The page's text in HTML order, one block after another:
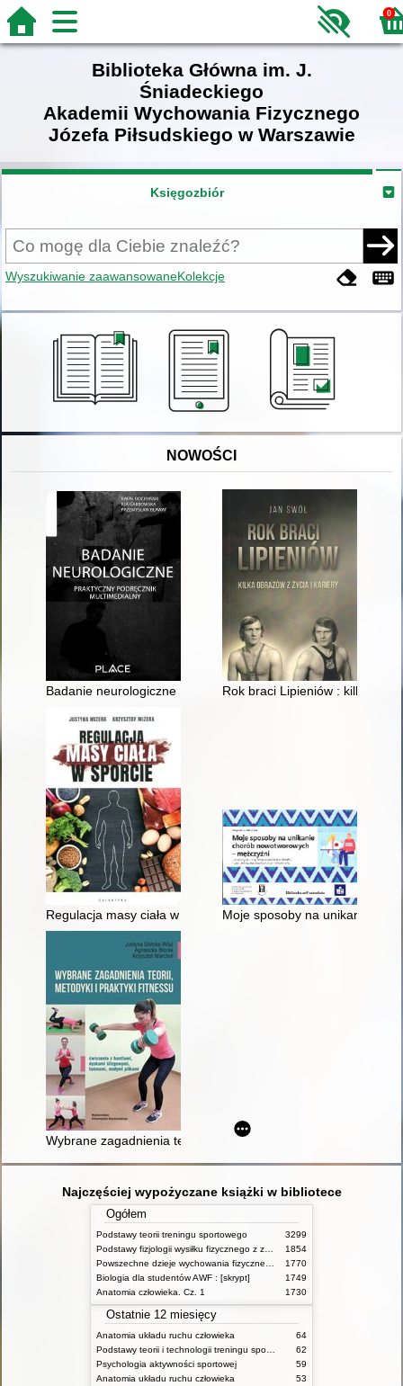
0
Biblioteka Główna im. J.
Śniadeckiego
Akademii Wychowania Fizycznego
Józefa Piłsudskiego w Warszawie
Księgozbiór
Wyszukiwanie zaawansowaneKolekcje
NOWOŚCI
Badanie neurologiczne : praktyczny przewodnik multimedialny
Rok braci Lipieniów : kilka
Regulacja masy ciała w sporcieMoje sposoby na unikanie
Wybrane zagadnienia teorii, metodyki i praktyki fitnessu :
Najczęściej wypożyczane książki w bibliotece
Ogółem
Podstawy teorii treningu sportowego
3299
Podstawy fizjologii wysiłku fizycznego z zarysem fizjologii człowieka
1854
Powszechne dzieje wychowania fizycznego i sportu
1770
Biologia dla studentów AWF : [skrypt]
1749
Anatomia człowieka. Cz. 1
1730
Ostatnie 12 miesięcy
Anatomia układu ruchu człowieka
64
Podstawy teorii i technologii treningu sportowego : praca zbiorowa. T. 2
62
Psychologia aktywności sportowej
59
Anatomia układu ruchu człowieka
53